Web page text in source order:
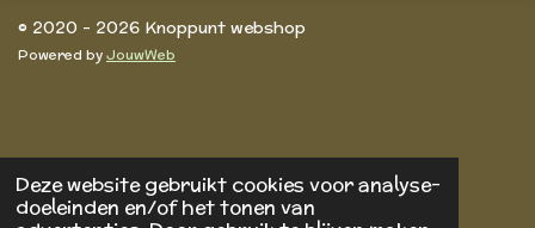
Deze website gebruikt cookies voor analyse-
doeleinden en/of het tonen van
© 2020 - 2026 Knoppunt webshop
Powered byJouwWeb